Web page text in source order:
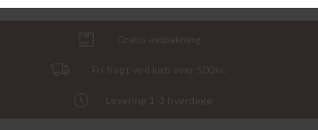
Gratis indpakning
Fri fragt ved køb over 500kr.
Levering 1-3 hverdage